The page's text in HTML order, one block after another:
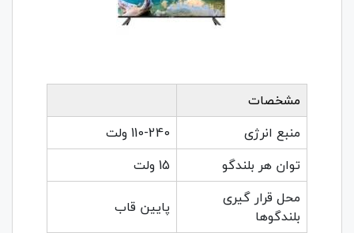
مشخصات
منبع انرژی
110-240 ولت
توان هر بلندگو
15 ولت
محل قرار گیری
بلندگوها
پایین قاب